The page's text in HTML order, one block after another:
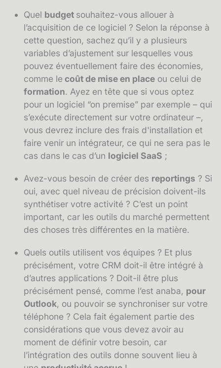
Quel budget souhaitez-vous allouer à
l’acquisition de ce logiciel ? Selon la réponse à
cette question, sachez qu’il y a plusieurs
variables d’ajustement sur lesquelles vous
pouvez éventuellement faire des économies,
comme le coût de mise en place ou celui de
formation. Ayez en tête que si vous optez
pour un logiciel “on premise” par exemple – qui
s’exécute directement sur votre ordinateur –,
vous devrez inclure des frais d'installation et
faire venir un intégrateur, ce qui ne sera pas le
cas dans le cas d’un logiciel SaaS ;
Avez-vous besoin de créer des reportings ? Si
oui, avec quel niveau de précision doivent-ils
synthétiser votre activité ? C’est un point
important, car les outils du marché permettent
des choses très différentes en la matière.
Quels outils utilisent vos équipes ? Et plus
précisément, votre CRM doit-il être intégré à
d’autres applications ? Doit-il être plus
précisément pensé, comme l’est anaba, pour
Outlook, ou pouvoir se synchroniser sur votre
téléphone ? Cela fait également partie des
considérations que vous devez avoir au
moment de définir votre besoin, car
l’intégration des outils donne souvent lieu à